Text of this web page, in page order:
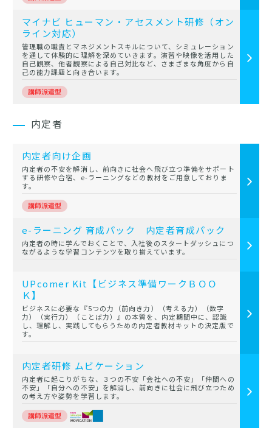
マイナビ ヒューマン・アセスメント研修（オン
ライン対応）
管理職の職責とマネジメントスキルについて、シミュレーション
を通して体験的に理解を深めていきます。演習や映像を活用した
自己観察、他者観察による自己対比など、さまざまな角度から自
己の能力課題と向き合います。
内定者
内定者向け企画
内定者の不安を解消し、前向きに社会へ飛び立つ準備をサポート
する研修や合宿、e-ラーニングなどの教材をご用意しておりま
す。
e-ラーニング 育成パック 内定者育成パック
内定者の時に学んでおくことで、入社後のスタートダッシュにつ
ながるような学習コンテンツを取り揃えています。
UPcomer Kit【ビジネス準備ワークＢＯＯ
Ｋ】
ビジネスに必要な『5つの力（前向き力）（考える力）（数字
力）（実行力）（ことば力）』の本質を、内定期間中に、認識
し、理解し、実践してもらうための内定者教材キットの決定版で
す。
内定者研修 ムビケーション
内定者に起こりがちな、３つの不安「会社への不安」「仲間への
不安」「自分への不安」を解消し、前向きに社会に飛び立つため
の考え方や姿勢を学習します。